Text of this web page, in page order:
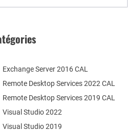
Remote Desktop Services 2022 CAL
Remote Desktop Services 2019 CAL
Exchange Server 2016 CAL
Visual Studio 2022
Visual Studio 2019